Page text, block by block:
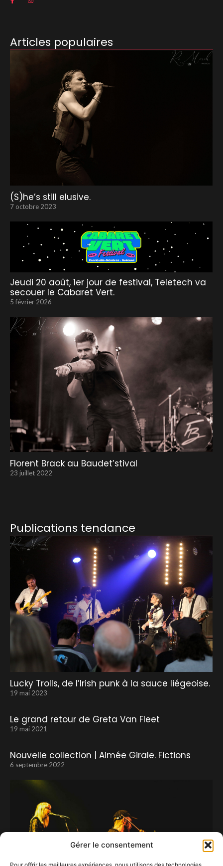
Gérer le consentement
Articles populaires
(S)he’s still elusive.
7 octobre 2023
Jeudi 20 août, 1er jour de festival, Teletech va
secouer le Cabaret Vert.
5 février 2026
Florent Brack au Baudet’stival
23 juillet 2022
Publications tendance
Lucky Trolls, de l’Irish punk à la sauce liégeoise.
19 mai 2023
Le grand retour de Greta Van Fleet
19 mai 2021
Nouvelle collection | Aimée Girale. Fictions
6 septembre 2022